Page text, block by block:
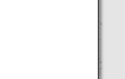
宇とまと」もその一つで
長距離の流通は難しいこ
手は困難でした。そのよ
て身近なお店で手に入れ
産者の収入が増加する可